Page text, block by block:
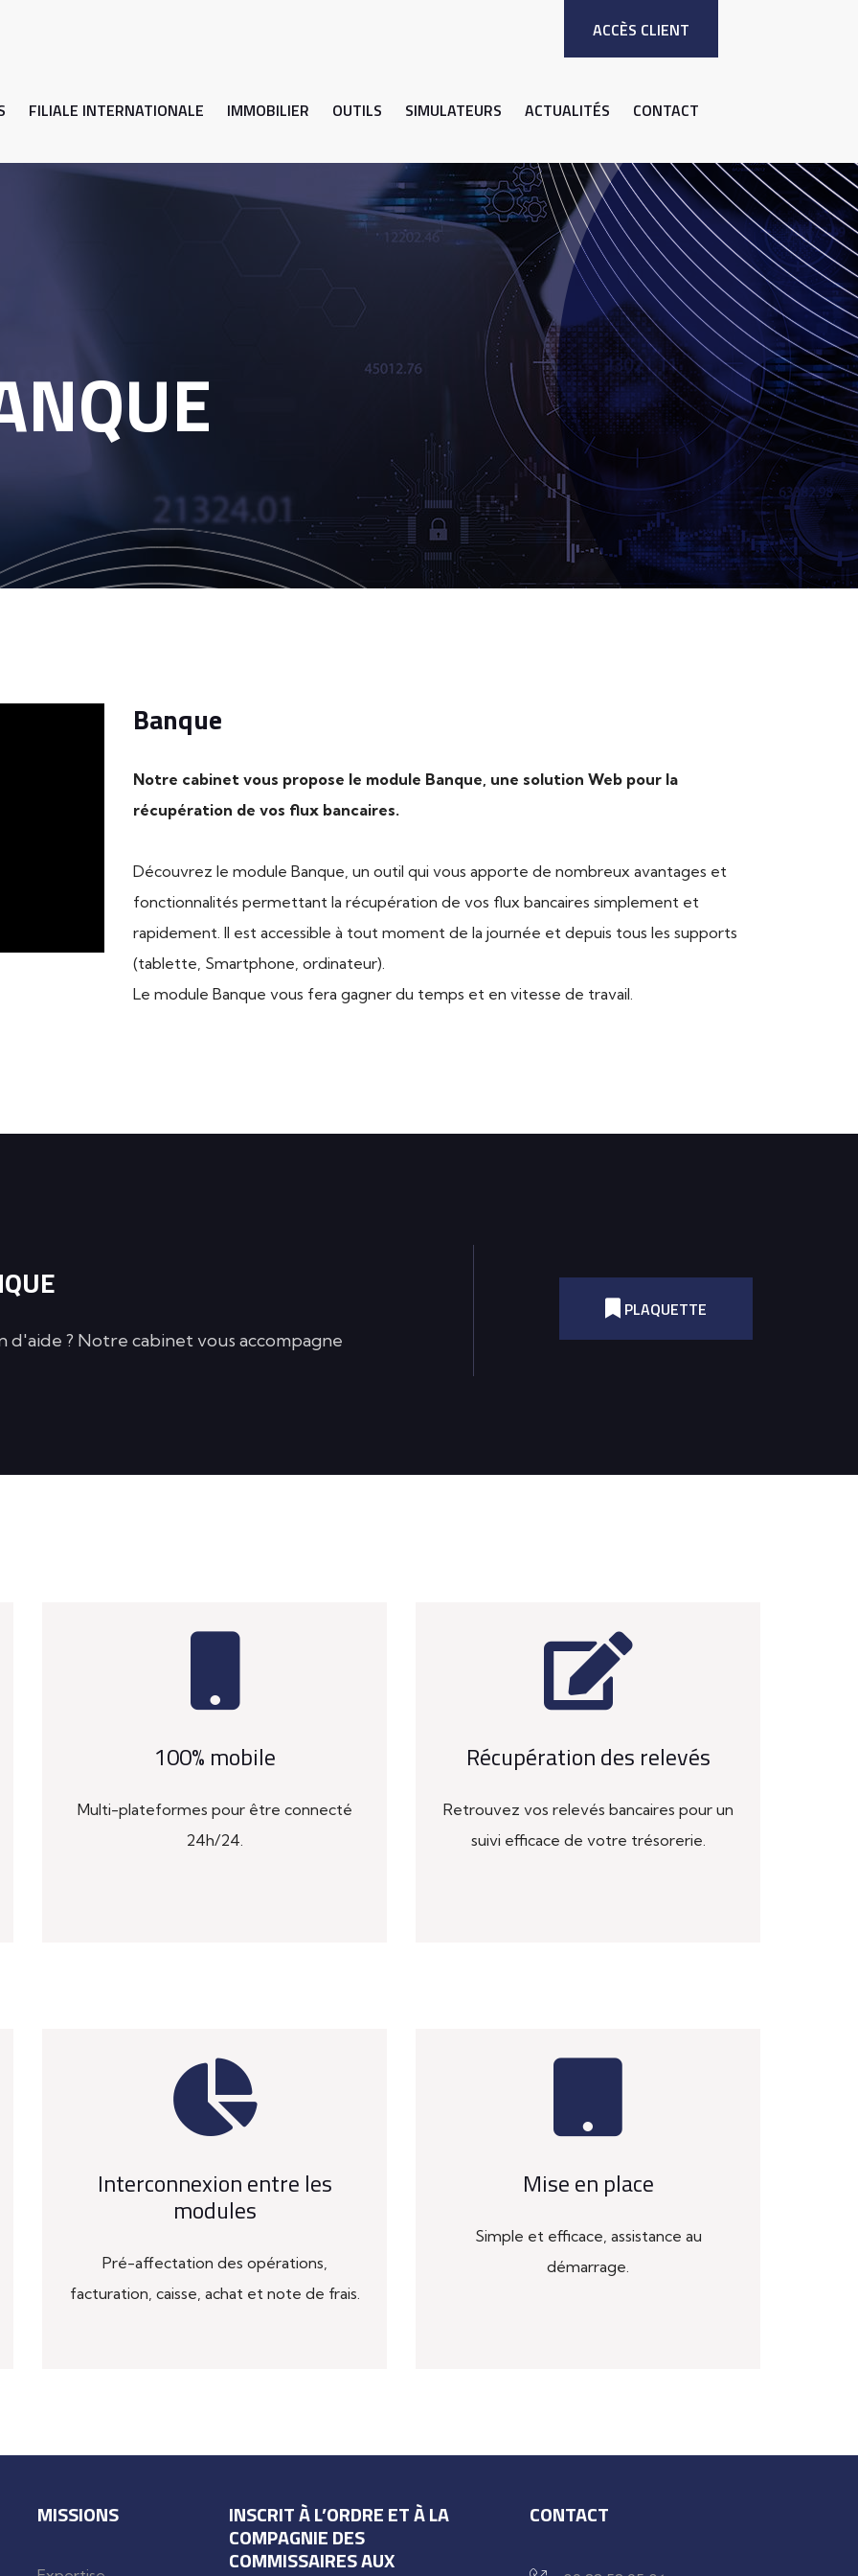
ACCÈS CLIENT
FILIALE INTERNATIONALE IMMOBILIER OUTILS SIMULATEURS ACTUALITÉS CONTACT
Banque
Notre cabinet vous propose le module Banque, une solution Web pour la
récupération de vos flux bancaires.
Découvrez le module Banque, un outil qui vous apporte de nombreux avantages et
fonctionnalités permettant la récupération de vos flux bancaires simplement et
rapidement. Il est accessible à tout moment de la journée et depuis tous les supports
(tablette, Smartphone, ordinateur).
Le module Banque vous fera gagner du temps et en vitesse de travail.
d'aide ? Notre cabinet vous accompagne
PLAQUETTE
100% mobile
Multi-plateformes pour être connecté
24h/24.
Récupération des relevés
Retrouvez vos relevés bancaires pour un
suivi efficace de votre trésorerie.
Interconnexion entre les
modules
Pré-affectation des opérations,
facturation, caisse, achat et note de frais.
Mise en place
Simple et efficace, assistance au
démarrage.
MISSIONS INSCRIT À L’ORDRE ET À LA
COMPAGNIE DES
COMMISSAIRES AUX
CONTACT